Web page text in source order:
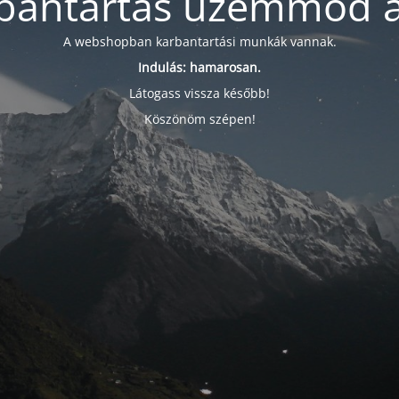
A webshopban karbantartási munkák vannak.
Indulás: hamarosan.
Látogass vissza később!
Köszönöm szépen!